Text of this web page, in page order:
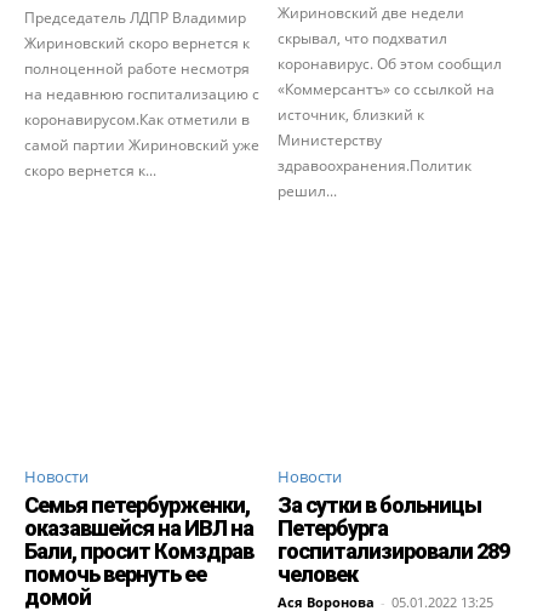
Председатель ЛДПР Владимир
Жириновский скоро вернется к
полноценной работе несмотря
на недавнюю госпитализацию с
коронавирусом.Как отметили в
самой партии Жириновский уже
скоро вернется к...
Жириновский две недели
скрывал, что подхватил
коронавирус. Об этом сообщил
«Коммерсантъ» со ссылкой на
источник, близкий к
Министерству
здравоохранения.Политик
решил...
Новости
Семья петербурженки,
оказавшейся на ИВЛ на
Бали, просит Комздрав
помочь вернуть ее
домой
Новости
За сутки в больницы
Петербурга
госпитализировали 289
человек
Ася Воронова - 05.01.2022 13:25